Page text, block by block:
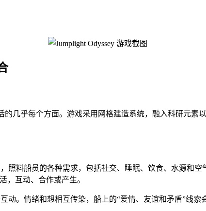
的几乎每个方面。游戏采用网格建造系统，融入科研元
照料船员的各种需求，包括社交、睡眠、饮食、水源和
，互动、合作或产生。
动。情绪和想相互传染，船上的“爱情、友谊和矛盾”线